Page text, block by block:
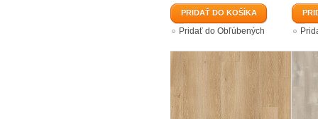
PRIDAŤ DO KOŠÍKA
Pridať do Obľúbených